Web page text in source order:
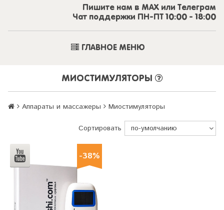
Пишите нам в MAX или Телеграм
Чат поддержки ПН-ПТ 10:00 - 18:00
ГЛАВНОЕ МЕНЮ
МИОСТИМУЛЯТОРЫ
Аппараты и массажеры Миостимуляторы
Сортировать
-38%